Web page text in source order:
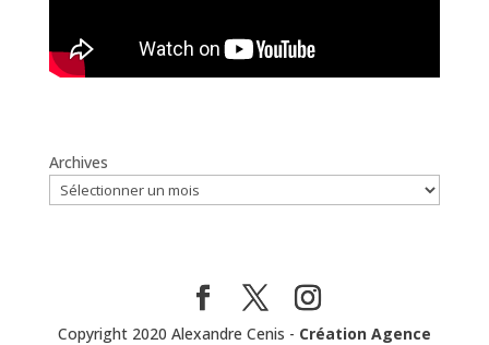
Archives
Copyright 2020 Alexandre Cenis - Création Agence